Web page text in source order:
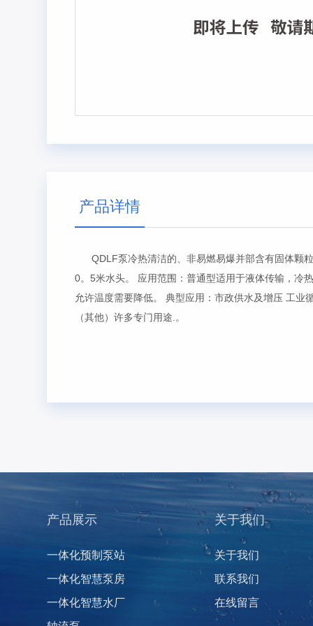
产品详情
QDLF泵冷热清洁的、非易燃易爆并部含有固体颗
0。5米水头。 应用范围：普通型适用于液体传输，冷
允许温度需要降低。 典型应用：市政供水及增压 工
（其他）许多专门用途.。
产品展示
一体化预制泵站
一体化智慧泵房
一体化智慧水厂
关于我们
关于我们
联系我们
在线留言